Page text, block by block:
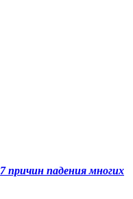
7 причин падения многих